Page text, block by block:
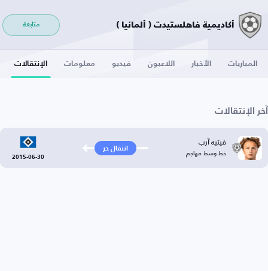
أكاديمية فاهلستيدت ( ألمانيا ) متابعة
المباريات الأخبار اللاعبون فيديو معلومات الإنتقالات
آخر الإنتقالات
فيتيه آرب
خط وسط مهاجم انتقال حر
2015-06-30